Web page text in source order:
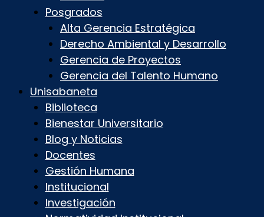
Posgrados
Alta Gerencia Estratégica
Derecho Ambiental y Desarrollo
Gerencia de Proyectos
Gerencia del Talento Humano
Unisabaneta
Biblioteca
Bienestar Universitario
Blog y Noticias
Docentes
Gestión Humana
Institucional
Investigación